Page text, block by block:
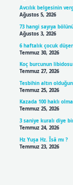
Avcılık belgesinin
Ağustos 5, 2026
73 hangi sayıya
Ağustos 3, 2026
6 haftalık çocuk
Temmuz 30, 2026
Koç burcunun
Temmuz 27, 2026
Tesbihin altın
Temmuz 25, 2026
Kazada 100 haklı
Temmuz 25, 2026
3 saniye kuralı diye
Temmuz 24, 2026
Hz Yuşa Hz. Îsâ mı ?
Temmuz 23, 2026